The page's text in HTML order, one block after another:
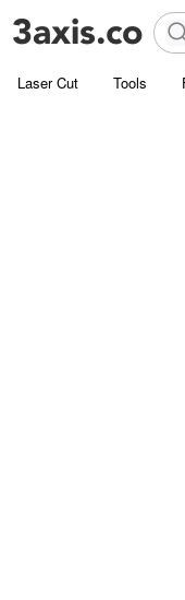
Laser Cut Tools